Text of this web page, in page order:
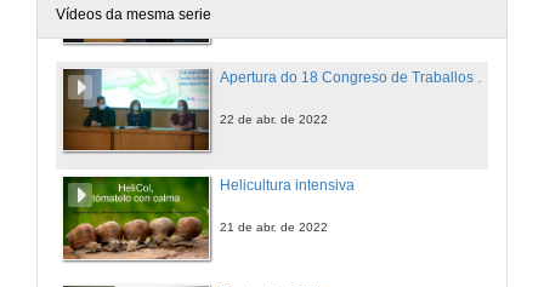
Vídeos da mesma serie
22 de abr. de 2022
Helicultura intensiva
21 de abr. de 2022